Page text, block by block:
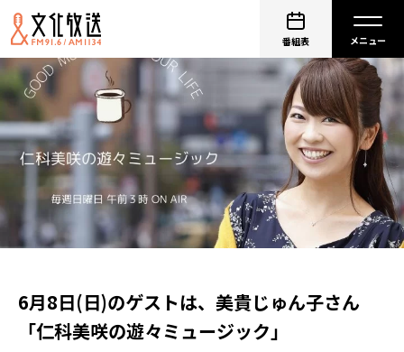
番組表
6月8日(日)のゲストは、美貴じゅん子さん
「仁科美咲の遊々ミュージック」